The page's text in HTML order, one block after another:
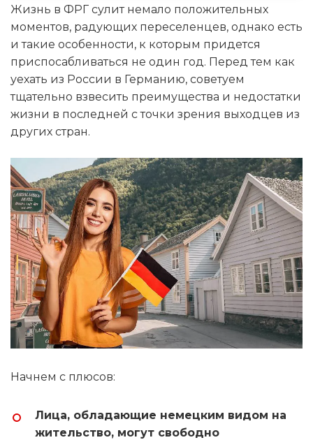
Жизнь в ФРГ сулит немало положительных
моментов, радующих переселенцев, однако есть
и такие особенности, к которым придется
приспосабливаться не один год. Перед тем как
уехать из России в Германию, советуем
тщательно взвесить преимущества и недостатки
жизни в последней с точки зрения выходцев из
других стран.
Начнем с плюсов:
Лица, обладающие немецким видом на
жительство, могут свободно